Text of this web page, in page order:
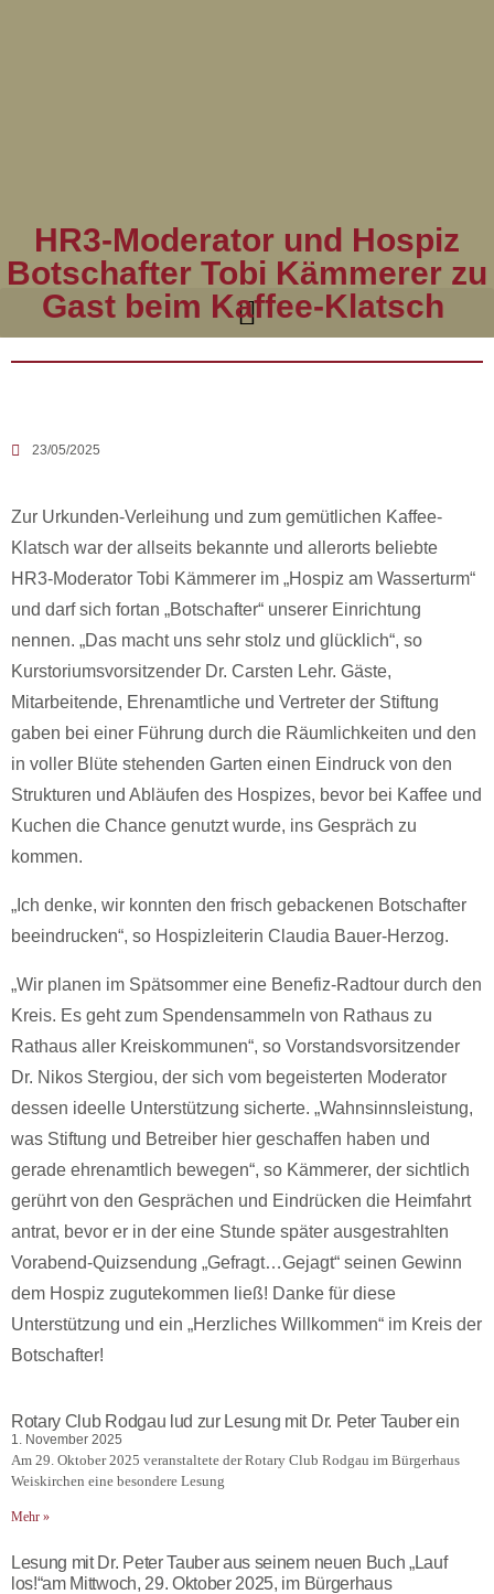
HR3-Moderator und Hospiz
Botschafter Tobi Kämmerer zu
Gast beim Kaffee-Klatsch
23/05/2025
Zur Urkunden-Verleihung und zum gemütlichen Kaffee-
Klatsch war der allseits bekannte und allerorts beliebte
HR3-Moderator Tobi Kämmerer im „Hospiz am Wasserturm“
und darf sich fortan „Botschafter“ unserer Einrichtung
nennen. „Das macht uns sehr stolz und glücklich“, so
Kurstoriumsvorsitzender Dr. Carsten Lehr. Gäste,
Mitarbeitende, Ehrenamtliche und Vertreter der Stiftung
gaben bei einer Führung durch die Räumlichkeiten und den
in voller Blüte stehenden Garten einen Eindruck von den
Strukturen und Abläufen des Hospizes, bevor bei Kaffee und
Kuchen die Chance genutzt wurde, ins Gespräch zu
kommen.
„Ich denke, wir konnten den frisch gebackenen Botschafter
beeindrucken“, so Hospizleiterin Claudia Bauer-Herzog.
„Wir planen im Spätsommer eine Benefiz-Radtour durch den
Kreis. Es geht zum Spendensammeln von Rathaus zu
Rathaus aller Kreiskommunen“, so Vorstandsvorsitzender
Dr. Nikos Stergiou, der sich vom begeisterten Moderator
dessen ideelle Unterstützung sicherte. „Wahnsinnsleistung,
was Stiftung und Betreiber hier geschaffen haben und
gerade ehrenamtlich bewegen“, so Kämmerer, der sichtlich
gerührt von den Gesprächen und Eindrücken die Heimfahrt
antrat, bevor er in der eine Stunde später ausgestrahlten
Vorabend-Quizsendung „Gefragt…Gejagt“ seinen Gewinn
dem Hospiz zugutekommen ließ! Danke für diese
Unterstützung und ein „Herzliches Willkommen“ im Kreis der
Botschafter!
Rotary Club Rodgau lud zur Lesung mit Dr. Peter Tauber ein
1. November 2025
Am 29. Oktober 2025 veranstaltete der Rotary Club Rodgau im Bürgerhaus
Weiskirchen eine besondere Lesung
Mehr »
Lesung mit Dr. Peter Tauber aus seinem neuen Buch „Lauf
los!“am Mittwoch, 29. Oktober 2025, im Bürgerhaus